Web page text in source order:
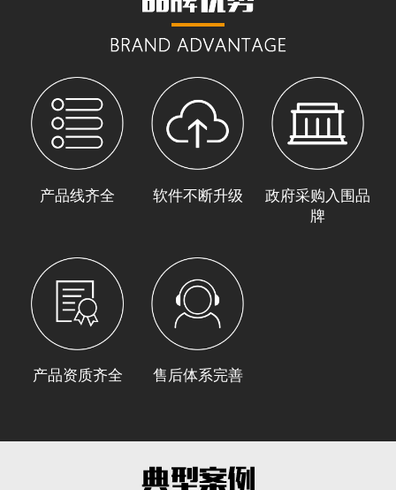
产品线齐全 软件不断升级
政府采购入围品
牌
产品资质齐全 售后体系完善